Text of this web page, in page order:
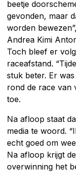
beetje
gevonden, maar
worden
Andrea Kimi
Toch bleef er
raceafstand.
stuk beter. Er
rond de race van
toe.
Na afloop staat
media te woord.
echt goed om
Na afloop krijgt
overwinning het